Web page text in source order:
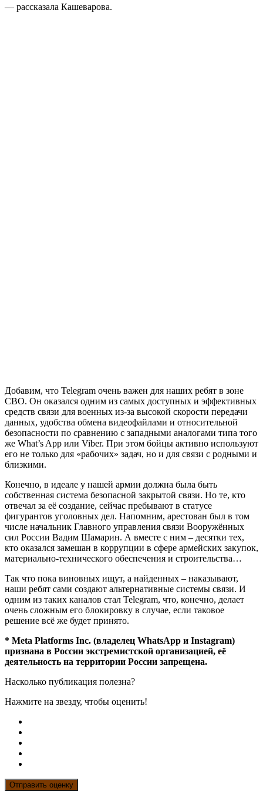
— рассказала Кашеварова.
Добавим, что Telegram очень важен для наших ребят в зоне
СВО. Он оказался одним из самых доступных и эффективных
средств связи для военных из-за высокой скорости передачи
данных, удобства обмена видеофайлами и относительной
безопасности по сравнению с западными аналогами типа того
же What’s App или Viber. При этом бойцы активно используют
его не только для «рабочих» задач, но и для связи с родными и
близкими.
Конечно, в идеале у нашей армии должна была быть
собственная система безопасной закрытой связи. Но те, кто
отвечал за её создание, сейчас пребывают в статусе
фигурантов уголовных дел. Напомним, арестован был в том
числе начальник Главного управления связи Вооружённых
сил России Вадим Шамарин. А вместе с ним – десятки тех,
кто оказался замешан в коррупции в сфере армейских закупок,
материально-технического обеспечения и строительства…
Так что пока виновных ищут, а найденных – наказывают,
наши ребят сами создают альтернативные системы связи. И
одним из таких каналов стал Telegram, что, конечно, делает
очень сложным его блокировку в случае, если таковое
решение всё же будет принято.
* Meta Platforms Inc. (владелец WhatsApp и Instagram)
признана в России экстремистской организацией, её
деятельность на территории России запрещена.
Насколько публикация полезна?
Нажмите на звезду, чтобы оценить!
Отправить оценку